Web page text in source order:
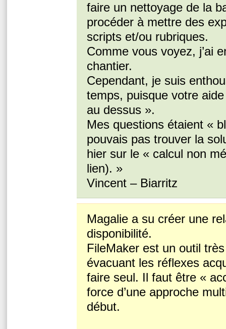
faire un nettoyage de la
procéder à mettre des
scripts et/ou rubriques.
Comme vous voyez, j’ai
chantier.
Cependant, je suis
temps, puisque votre
au dessus ».
Mes questions étaient «
pouvais pas trouver la
hier sur le « calcul non
lien). »
Vincent – Biarritz
Magalie a su créer une
disponibilité.
FileMaker est un outil
évacuant les réflexes
faire seul. Il faut être «
force d’une approche
début.